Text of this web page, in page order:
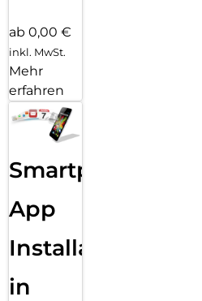
ab 0,00 €
inkl. MwSt.
Mehr
erfahren
Smartphone
App
Installation
in